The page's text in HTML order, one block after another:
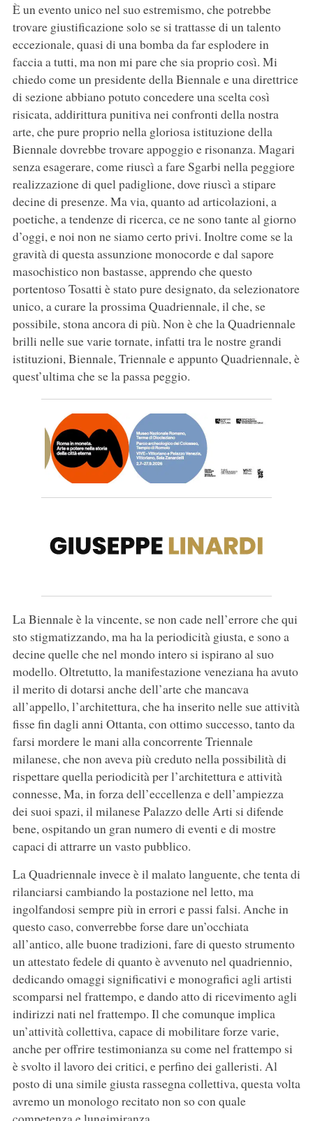
È un evento unico nel suo estremismo, che potrebbe
trovare giustificazione solo se si trattasse di un talento
eccezionale, quasi di una bomba da far esplodere in
faccia a tutti, ma non mi pare che sia proprio così. Mi
chiedo come un presidente della Biennale e una direttrice
di sezione abbiano potuto concedere una scelta così
risicata, addirittura punitiva nei confronti della nostra
arte, che pure proprio nella gloriosa istituzione della
Biennale dovrebbe trovare appoggio e risonanza. Magari
senza esagerare, come riuscì a fare Sgarbi nella peggiore
realizzazione di quel padiglione, dove riuscì a stipare
decine di presenze. Ma via, quanto ad articolazioni, a
poetiche, a tendenze di ricerca, ce ne sono tante al giorno
d’oggi, e noi non ne siamo certo privi. Inoltre come se la
gravità di questa assunzione monocorde e dal sapore
masochistico non bastasse, apprendo che questo
portentoso Tosatti è stato pure designato, da selezionatore
unico, a curare la prossima Quadriennale, il che, se
possibile, stona ancora di più. Non è che la Quadriennale
brilli nelle sue varie tornate, infatti tra le nostre grandi
istituzioni, Biennale, Triennale e appunto Quadriennale, è
quest’ultima che se la passa peggio.
La Biennale è la vincente, se non cade nell’errore che qui
sto stigmatizzando, ma ha la periodicità giusta, e sono a
decine quelle che nel mondo intero si ispirano al suo
modello. Oltretutto, la manifestazione veneziana ha avuto
il merito di dotarsi anche dell’arte che mancava
all’appello, l’architettura, che ha inserito nelle sue attività
fisse fin dagli anni Ottanta, con ottimo successo, tanto da
farsi mordere le mani alla concorrente Triennale
milanese, che non aveva più creduto nella possibilità di
rispettare quella periodicità per l’architettura e attività
connesse, Ma, in forza dell’eccellenza e dell’ampiezza
dei suoi spazi, il milanese Palazzo delle Arti si difende
bene, ospitando un gran numero di eventi e di mostre
capaci di attrarre un vasto pubblico.
La Quadriennale invece è il malato languente, che tenta di
rilanciarsi cambiando la postazione nel letto, ma
ingolfandosi sempre più in errori e passi falsi. Anche in
questo caso, converrebbe forse dare un’occhiata
all’antico, alle buone tradizioni, fare di questo strumento
un attestato fedele di quanto è avvenuto nel quadriennio,
dedicando omaggi significativi e monografici agli artisti
scomparsi nel frattempo, e dando atto di ricevimento agli
indirizzi nati nel frattempo. Il che comunque implica
un’attività collettiva, capace di mobilitare forze varie,
anche per offrire testimonianza su come nel frattempo si
è svolto il lavoro dei critici, e perfino dei galleristi. Al
posto di una simile giusta rassegna collettiva, questa volta
avremo un monologo recitato non so con quale